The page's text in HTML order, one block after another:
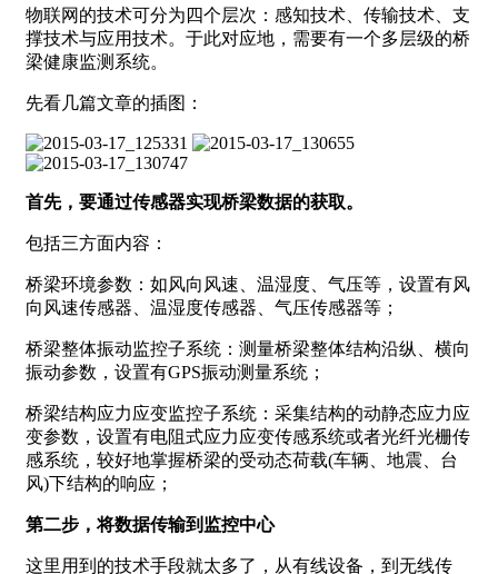
物联网的技术可分为四个层次：感知技术、传输技术、支
撑技术与应用技术。于此对应地，需要有一个多层级的桥
梁健康监测系统。
先看几篇文章的插图：
首先，要通过传感器实现桥梁数据的获取。
包括三方面内容：
桥梁环境参数：如风向风速、温湿度、气压等，设置有风
向风速传感器、温湿度传感器、气压传感器等；
桥梁整体振动监控子系统：测量桥梁整体结构沿纵、横向
振动参数，设置有GPS振动测量系统；
桥梁结构应力应变监控子系统：采集结构的动静态应力应
变参数，设置有电阻式应力应变传感系统或者光纤光栅传
感系统，较好地掌握桥梁的受动态荷载(车辆、地震、台
风)下结构的响应；
第二步，将数据传输到监控中心
这里用到的技术手段就太多了，从有线设备，到无线传